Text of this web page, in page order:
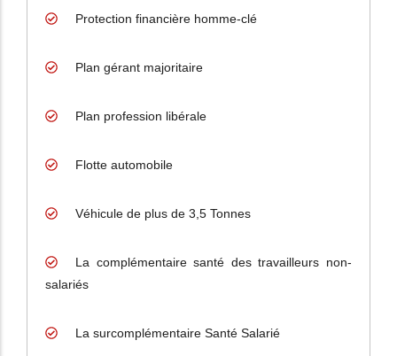
Protection financière homme-clé
Plan gérant majoritaire
Plan profession libérale
Flotte automobile
Véhicule de plus de 3,5 Tonnes
La complémentaire santé des travailleurs non-
salariés
La surcomplémentaire Santé Salarié